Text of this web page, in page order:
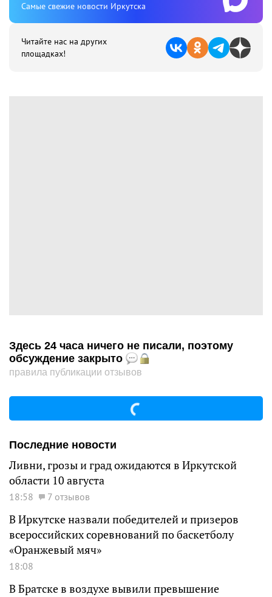
Cамые свежие новости Иркутска
Читайте нас на других
площадках!
Здесь 24 часа ничего не писали, поэтому
обсуждение закрыто
правила публикации отзывов
Последние новости
Ливни, грозы и град ожидаются в Иркутской
области 10 августа
18:58 7 отзывов
В Иркутске назвали победителей и призеров
всероссийских соревнований по баскетболу
«Оранжевый мяч»
18:08
В Братске в воздухе вывили превышение